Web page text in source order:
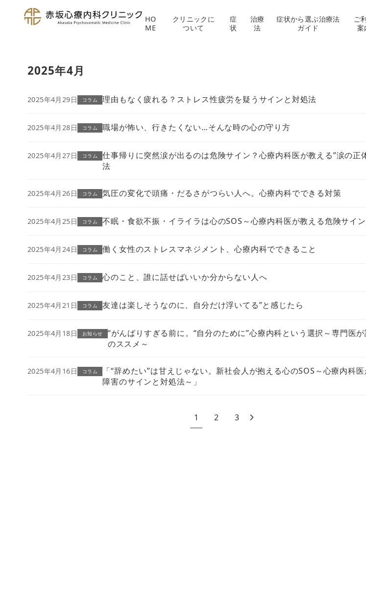
HO
ME
クリニックに
ついて
症
状
治療
法
症状から選ぶ治療法
ガイド
ご
案
2025年4月
2025年4月29日 コラム 理由もなく疲れる？ストレス性疲労を疑うサインと対処法
2025年4月28日 コラム 職場が怖い、行きたくない…そんな時の心の守り方
2025年4月27日 コラム
仕事帰りに突然涙が出るのは危険サイン？心療内科医が教える”涙の正
法
2025年4月26日 コラム 気圧の変化で頭痛・だるさがつらい人へ。心療内科でできる対策
2025年4月25日 コラム 不眠・食欲不振・イライラは心のSOS～心療内科医が教える危険サイ
2025年4月24日 コラム 働く女性のストレスマネジメント、心療内科でできること
2025年4月23日 コラム 心のこと、誰に話せばいいか分からない人へ
2025年4月21日 コラム 友達は楽しそうなのに、自分だけ浮いてる”と感じたら
2025年4月18日 お知らせ
“がんばりすぎる前に。“自分のために”心療内科という選択～専門医
のススメ～
2025年4月16日 コラム
「“辞めたい”は甘えじゃない。新社会人が抱える心のSOS～心療内科
障害のサインと対処法～」
1 2 3